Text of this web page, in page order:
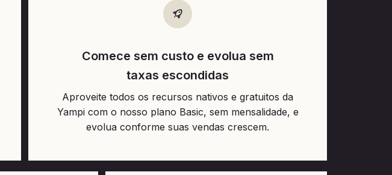
Comece sem custo e evolua sem
taxas escondidas
Aproveite todos os recursos nativos e gratuitos da
Yampi com o nosso plano Basic, sem mensalidade, e
evolua conforme suas vendas crescem.